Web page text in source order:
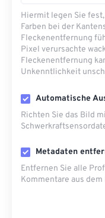
Hiermit legen Sie
Farben bei der
Fleckenentfernung
Pixel verursachte
Fleckenentfernung
Unkenntlichkeit
Automatische
Richten Sie das Bild
Metadaten
Entfernen Sie alle
Kommentare aus